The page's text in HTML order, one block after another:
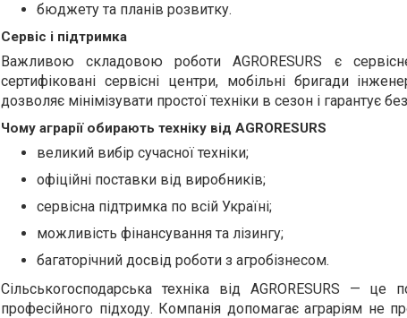
бюджету та планів розвитку.
Сервіс і підтримка
Важливою складовою роботи AGRORESURS є
сертифіковані сервісні центри, мобільні бригади
дозволяє мінімізувати простої техніки в сезон і гарантує
Чому аграрії обирають техніку від AGRORESURS
великий вибір сучасної техніки;
офіційні поставки від виробників;
сервісна підтримка по всій Україні;
можливість фінансування та лізингу;
багаторічний досвід роботи з агробізнесом.
Сільськогосподарська техніка від AGRORESURS — це
професійного підходу. Компанія допомагає аграріям не